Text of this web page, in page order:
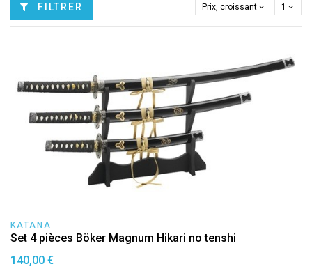
FILTRER Prix, croissant 1
KATANA
Set 4 pièces Böker Magnum Hikari no tenshi
140,00 €